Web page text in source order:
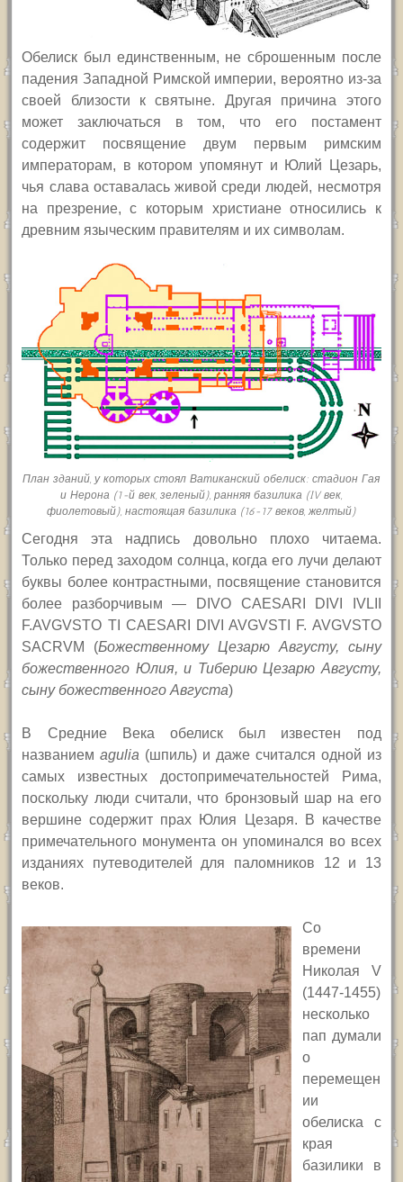
Обелиск был единственным, не сброшенным после
падения Западной Римской империи, вероятно из-за
своей близости к святыне. Другая причина этого
может заключаться в том, что его постамент
содержит посвящение двум первым римским
императорам, в котором упомянут и Юлий Цезарь,
чья слава оставалась живой среди людей, несмотря
на презрение, с которым христиане относились к
древним языческим правителям и их символам.
План зданий, у которых стоял Ватиканский обелиск: стадион Гая
и Нерона (1-й век, зеленый), ранняя базилика (IV век,
фиолетовый), настоящая базилика (16-17 веков, желтый)
Сегодня эта надпись довольно плохо читаема.
Только перед заходом солнца, когда его лучи делают
буквы более контрастными, посвящение становится
более разборчивым — DIVO CAESARI DIVI IVLII
F.AVGVSTO TI CAESARI DIVI AVGVSTI F. AVGVSTO
SACRVM (Божественному Цезарю Августу, сыну
божественного Юлия, и Тиберию Цезарю Августу,
сыну божественного Августа)
В Средние Века обелиск был известен под
названиемagulia (шпиль) и даже считался одной из
самых известных достопримечательностей Рима,
поскольку люди считали, что бронзовый шар на его
вершине содержит прах Юлия Цезаря. В качестве
примечательного монумента он упоминался во всех
изданиях путеводителей для паломников 12 и 13
веков.
Со
времени
Николая V
(1447-1455)
несколько
пап думали
о
перемещен
ии
обелиска с
края
базилики в